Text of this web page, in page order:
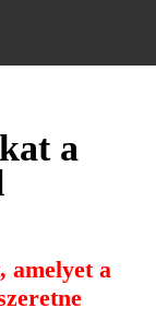
a
amelyet a